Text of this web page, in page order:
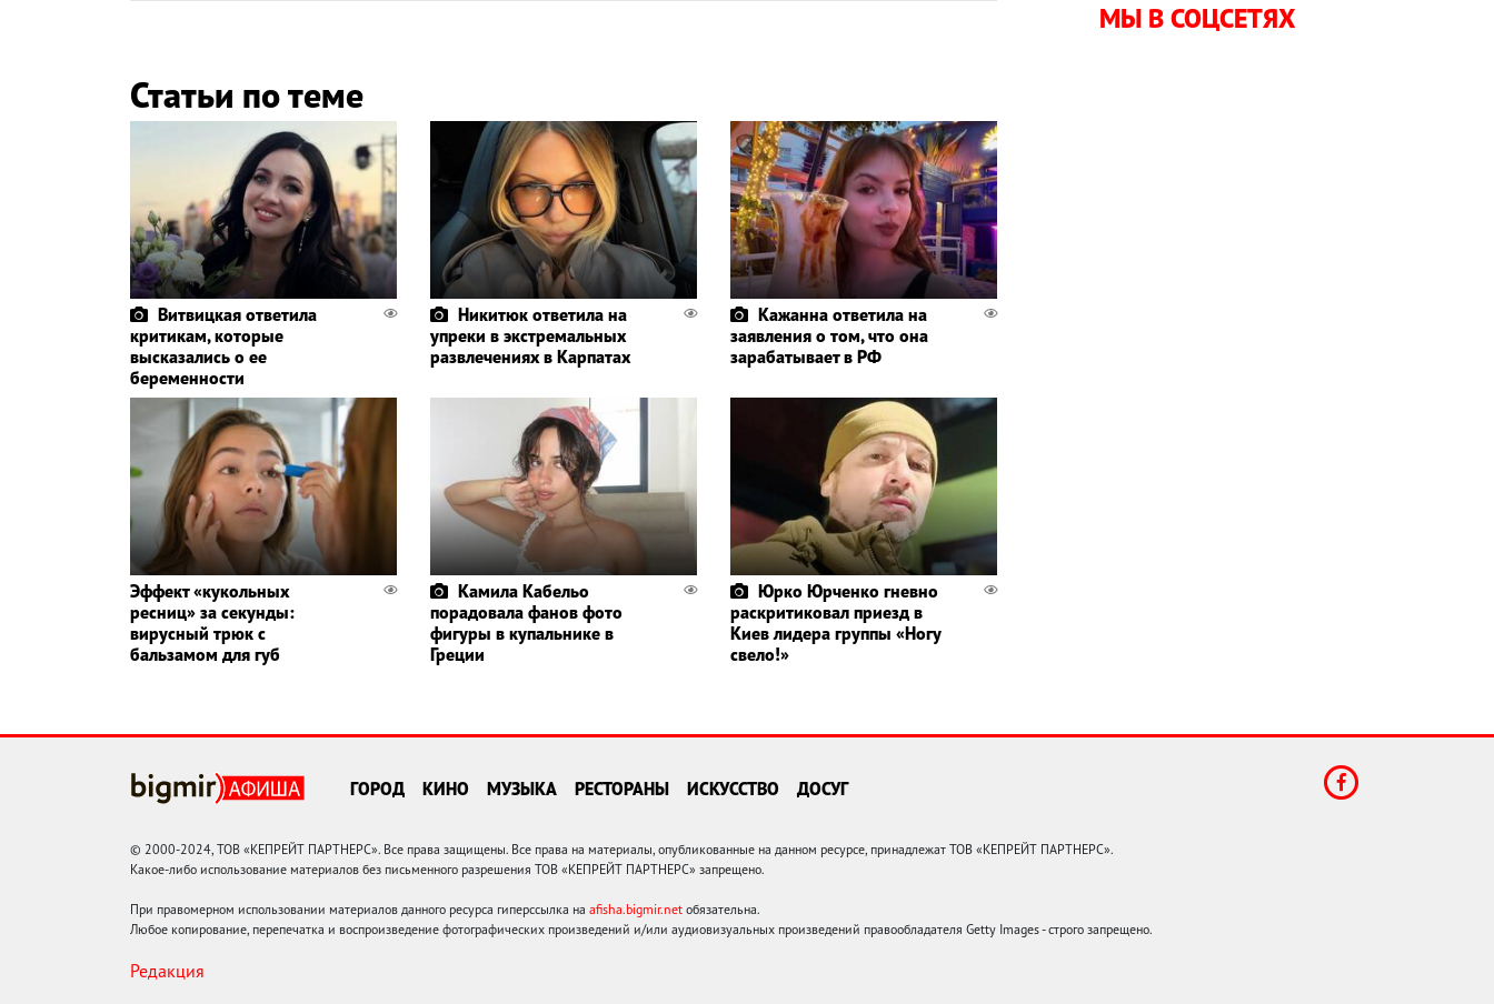
Статьи по теме
Витвицкая ответила
критикам, которые
высказались о ее
беременности
Никитюк ответила на
упреки в экстремальных
развлечениях в Карпатах
Кажанна ответила на
заявления о том, что она
зарабатывает в РФ
Эффект «кукольных
ресниц» за секунды:
вирусный трюк с
бальзамом для губ
Камила Кабельо
порадовала фанов фото
фигуры в купальнике в
Греции
Юрко Юрченко гневно
раскритиковал приезд в
Киев лидера группы «Ногу
свело!»
МЫ В СОЦСЕТЯХ
ГОРОД КИНО МУЗЫКА РЕСТОРАНЫ ИСКУССТВО ДОСУГ
© 2000-2024, ТОВ «КЕПРЕЙТ ПАРТНЕРС». Все права защищены. Все права на материалы, опубликованные на данном ресурсе, принадлежат ТОВ «КЕПРЕЙТ ПАРТНЕРС».
Какое-либо использование материалов без письменного разрешения ТОВ «КЕПРЕЙТ ПАРТНЕРС» запрещено.
При правомерном использовании материалов данного ресурса гиперссылка на afisha.bigmir.net обязательна.
Любое копирование, перепечатка и воспроизведение фотографических произведений и/или аудиовизуальных произведений правообладателя Getty Images - строго запрещено.
Редакция